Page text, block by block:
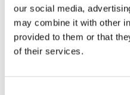
our social media,
may combine it with other
provided to them or that
of their services.